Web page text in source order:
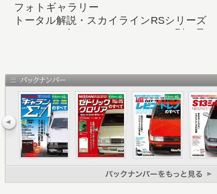
フォトギャラリー
トータル解説・スカイラインRSシリーズ
RSシリーズ vs ライバル ステージ別に見
モーターファン・ロードテストに見る真実
開発ストーリー
メカ解説
イベント報告 ハチマルミーティング2016
デザイン解説
R30期の主要NISSAN車紹介
使い勝手チェック2017
FJエンジン仮想インタビュー from
写真で追う、DR30の系譜